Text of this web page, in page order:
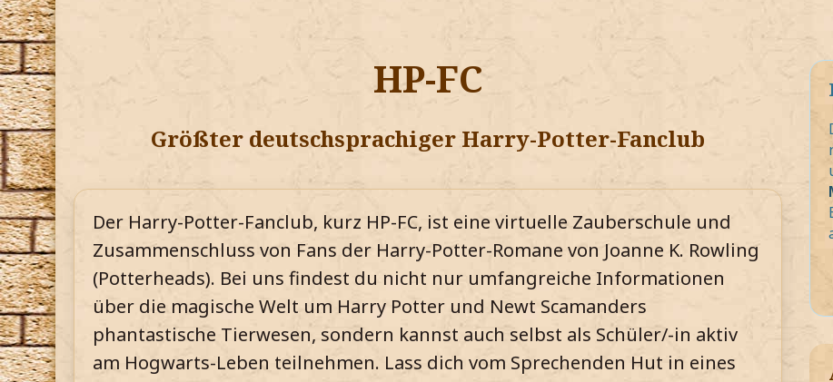
HP-FC
Größter deutschsprachiger Harry-Potter-Fanclub
Der Harry-Potter-Fanclub, kurz HP-FC, ist eine virtuelle Zauberschule und
Zusammenschluss von Fans der Harry-Potter-Romane von Joanne K. Rowling
(Potterheads). Bei uns findest du nicht nur umfangreiche Informationen
über die magische Welt um Harry Potter und Newt Scamanders
phantastische Tierwesen, sondern kannst auch selbst als Schüler/-in aktiv
am Hogwarts-Leben teilnehmen. Lass dich vom Sprechenden Hut in eines